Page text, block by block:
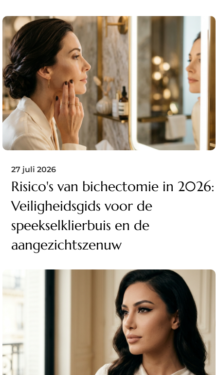
27 juli 2026
Risico's van bichectomie in 2026:
Veiligheidsgids voor de
speekselklierbuis en de
aangezichtszenuw